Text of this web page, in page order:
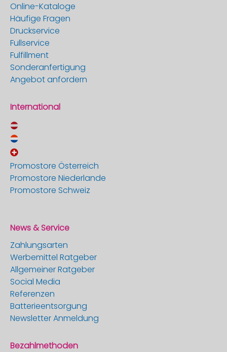
Online-Kataloge
Häufige Fragen
Druckservice
Fullservice
Fulfillment
Sonderanfertigung
Angebot anfordern
International
Promostore Österreich
Promostore Niederlande
Promostore Schweiz
News & Service
Zahlungsarten
Werbemittel Ratgeber
Allgemeiner Ratgeber
Social Media
Referenzen
Batterieentsorgung
Newsletter Anmeldung
Bezahlmethoden